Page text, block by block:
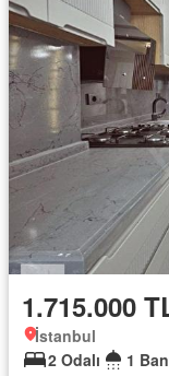
1.715.000
İstanbul
2 Odalı
1